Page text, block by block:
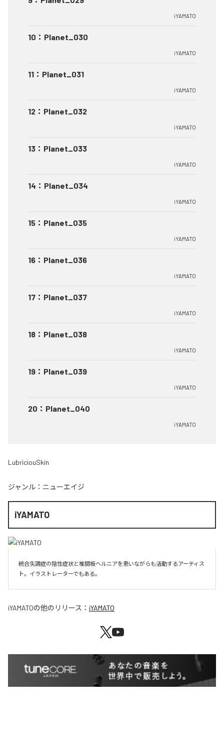
iYAMATO
10 ： Planet_030
iYAMATO
11 ： Planet_031
iYAMATO
12 ： Planet_032
iYAMATO
13 ： Planet_033
iYAMATO
14 ： Planet_034
iYAMATO
15 ： Planet_035
iYAMATO
16 ： Planet_036
iYAMATO
17 ： Planet_037
iYAMATO
18 ： Planet_038
iYAMATO
19 ： Planet_039
iYAMATO
20 ： Planet_040
iYAMATO
LubriciouSkin
ジャンル： ニューエイジ
iYAMATO
統合失調症の陰性症状と椎間板ヘルニアを患いながらも活動するアーティス
ト。イラストレーターでもある。
iYAMATOの他のリリース： iYAMATO